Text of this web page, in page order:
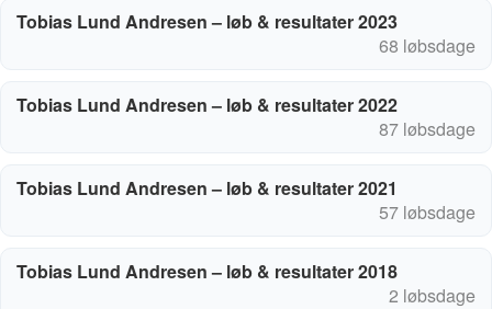
Tobias Lund Andresen – løb & resultater 2023
68 løbsdage
Tobias Lund Andresen – løb & resultater 2022
87 løbsdage
Tobias Lund Andresen – løb & resultater 2021
57 løbsdage
Tobias Lund Andresen – løb & resultater 2018
2 løbsdage